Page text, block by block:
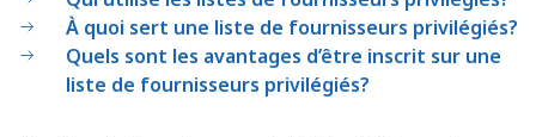
À quoi sert une liste de fournisseurs privilégiés?
Quels sont les avantages d’être inscrit sur une
liste de fournisseurs privilégiés?